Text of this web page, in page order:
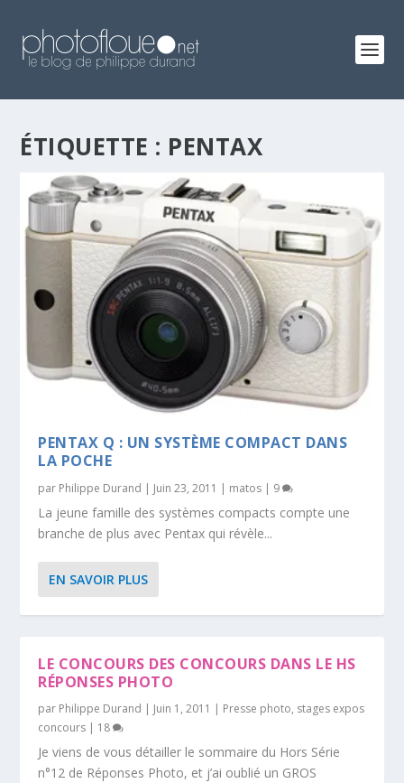
ÉTIQUETTE : PENTAX
PENTAX Q : UN SYSTÈME COMPACT DANS
LA POCHE
par Philippe Durand | Juin 23, 2011 | matos | 9
La jeune famille des systèmes compacts compte une
branche de plus avec Pentax qui révèle...
EN SAVOIR PLUS
LE CONCOURS DES CONCOURS DANS LE HS
RÉPONSES PHOTO
par Philippe Durand | Juin 1, 2011 | Presse photo, stages expos
concours | 18
Je viens de vous détailler le sommaire du Hors Série
n°12 de Réponses Photo, et j’ai oublié un GROS